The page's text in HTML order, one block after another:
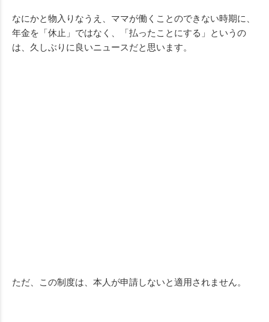
なにかと物入りなうえ、ママが働くことのできない時期に、
年金を「休止」ではなく、「払ったことにする」というの
は、久しぶりに良いニュースだと思います。
ただ、この制度は、本人が申請しないと適用されません。